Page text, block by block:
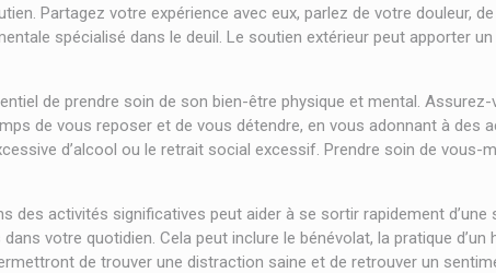
Partagez votre expérience avec eux, parlez de votre douleur,
spécialisé dans le deuil. Le soutien extérieur peut apporter
de prendre soin de son bien-être physique et mental.
de vous reposer et de vous détendre, en vous adonnant à des
d’alcool ou le retrait social excessif. Prendre soin de vous-
des activités significatives peut aider à se sortir rapidement
votre quotidien. Cela peut inclure le bénévolat, la pratique d’un
de trouver une distraction saine et de retrouver un